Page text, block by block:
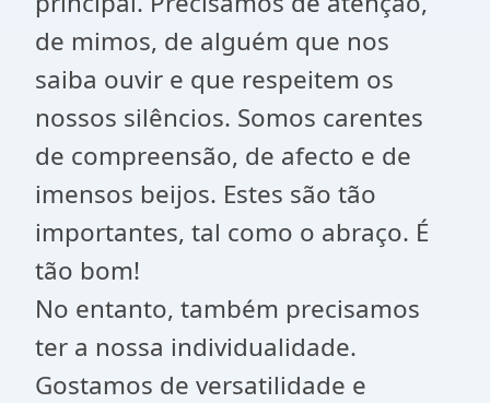
de mimos, de alguém que nos
saiba ouvir e que respeitem os
nossos silêncios. Somos carentes
de compreensão, de afecto e de
imensos beijos. Estes são tão
importantes, tal como o abraço. É
tão bom!
No entanto, também precisamos
ter a nossa individualidade.
Gostamos de versatilidade e